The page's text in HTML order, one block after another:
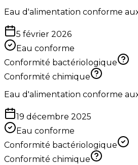
Eau d'alimentation conforme
5 février 2026
Eau conforme
Conformité bactériologique
Conformité chimique
Eau d'alimentation conforme
19 décembre 2025
Eau conforme
Conformité bactériologique
Conformité chimique